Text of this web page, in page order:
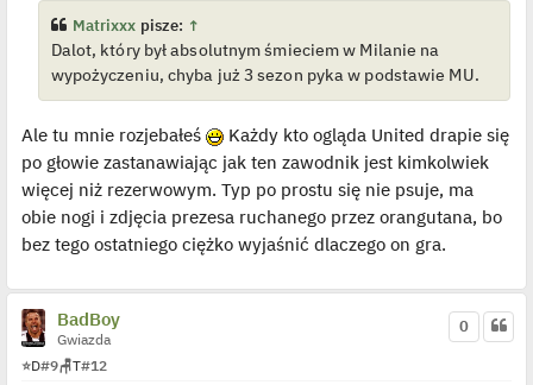
Matrixxx pisze: ↑
Dalot, który był absolutnym śmieciem w Milanie na
wypożyczeniu, chyba już 3 sezon pyka w podstawie MU.
Ale tu mnie rozjebałeś
Każdy kto ogląda United drapie się
po głowie zastanawiając jak ten zawodnik jest kimkolwiek
więcej niż rezerwowym. Typ po prostu się nie psuje, ma
obie nogi i zdjęcia prezesa ruchanego przez orangutana, bo
bez tego ostatniego ciężko wyjaśnić dlaczego on gra.
BadBoy
Gwiazda
⭐D#9🪑T#12
0